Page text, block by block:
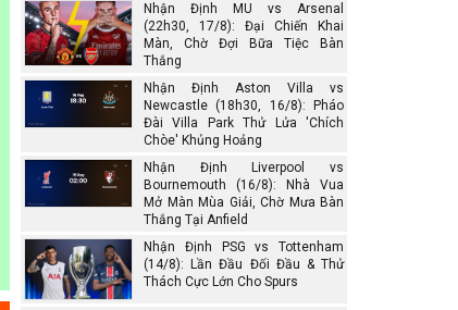
Nhận Định MU vs Arsenal
(22h30, 17/8): Đại Chiến Khai
Màn, Chờ Đợi Bữa Tiệc Bàn
Thắng
Nhận Định Aston Villa vs
Newcastle (18h30, 16/8): Pháo
Đài Villa Park Thử Lửa 'Chích
Chòe' Khủng Hoảng
Nhận Định Liverpool vs
Bournemouth (16/8): Nhà Vua
Mở Màn Mùa Giải, Chờ Mưa Bàn
Thắng Tại Anfield
Nhận Định PSG vs Tottenham
(14/8): Lần Đầu Đối Đầu & Thử
Thách Cực Lớn Cho Spurs